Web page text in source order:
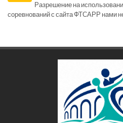
Разрешение на
соревнований с сайта ФТСАРР нами